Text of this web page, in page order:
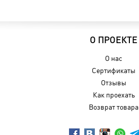
О ПРОЕКТЕ
О нас
Сертификаты
Отзывы
Как проехать
Возврат товара